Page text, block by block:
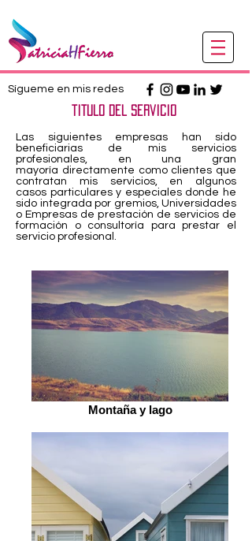
Sígueme en mis redes
titulo del servicio
Las siguientes empresas han sido
beneficiarias de mis servicios
profesionales, en una gran
mayoría directamente como clientes que
contratan mis servicios, en algunos
casos particulares y especiales donde he
sido integrada por gremios, Universidades
o Empresas de prestación de servicios de
formación o consultoría para prestar el
servicio profesional.
Montaña y lago